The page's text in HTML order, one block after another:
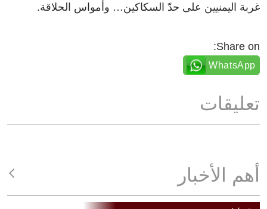
غربة اليمنيين على حدّ السكاكين… وأمواس الحلاقة.
Share on:
WhatsApp
تعليقات
أهم الأخبار